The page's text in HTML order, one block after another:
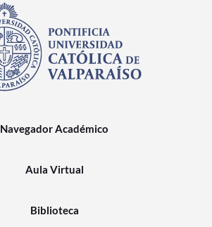
Navegador Académico
Aula Virtual
Biblioteca